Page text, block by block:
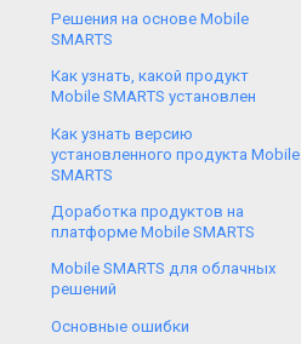
Решения на основе Mobile
SMARTS
Как узнать, какой продукт
Mobile SMARTS установлен
Как узнать версию
установленного продукта Mobile
SMARTS
Доработка продуктов на
платформе Mobile SMARTS
Mobile SMARTS для облачных
решений
Основные ошибки